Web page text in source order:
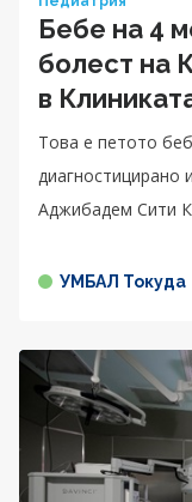
Бебе на 4
болест на
в
Tова е петото
диагностицирано
Аджибадем Сити
УМБАЛ Токуда